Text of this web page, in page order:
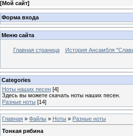
[Мой сайт]
Форма входа
Меню сайта
Главная страница История Ансамбля
Categories
Ноты наших песен [4]
Здесь вы можете скачать ноты наших песен.
Разные ноты [14]
Главная » Файлы » Ноты » Разные ноты
Тонкая рябина